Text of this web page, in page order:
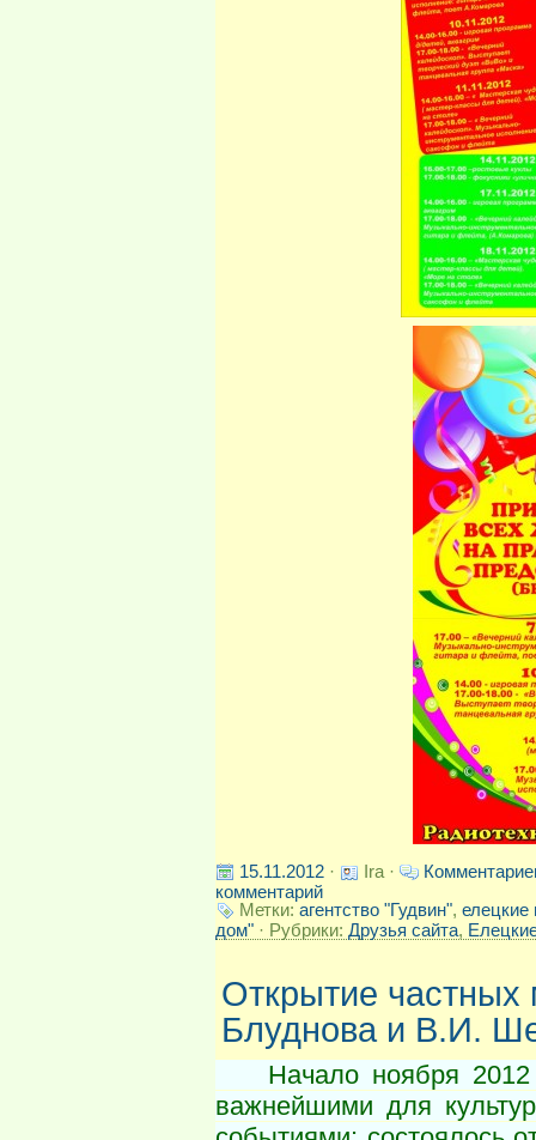
15.11.2012 · Ira ·
комментарий
Метки: агентство "Гудвин", елецкие
дом" · Рубрики: Друзья сайта,
Открытие частных
Блуднова и В.И.
Начало ноября 2012
важнейшими для